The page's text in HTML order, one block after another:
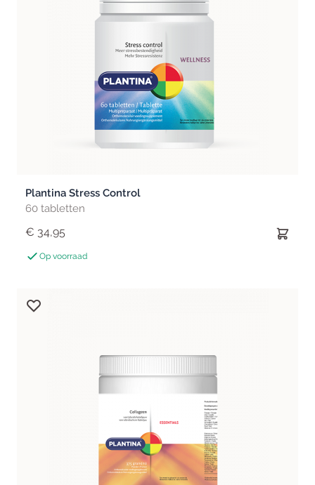
Plantina Stress Control
60 tabletten
€ 34,95
Op voorraad